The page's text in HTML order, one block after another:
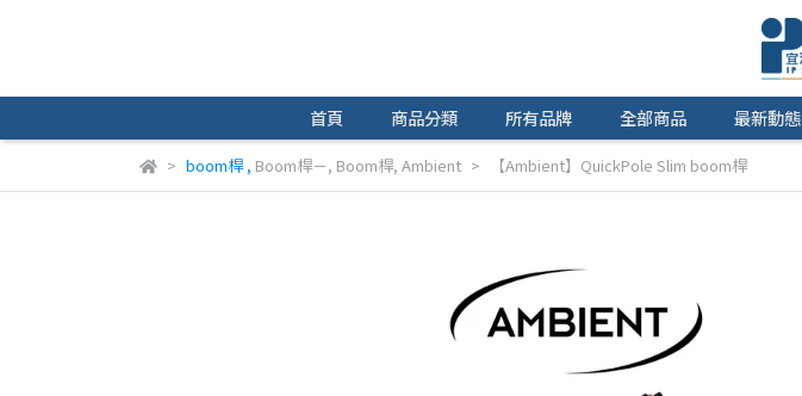
首頁 商品分類 所有品牌 全部商品 最新動態
boom桿, Boom桿－, Boom桿, Ambient 【Ambient】QuickPole Slim boom桿